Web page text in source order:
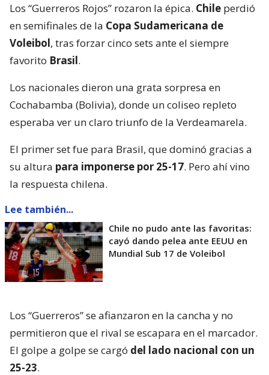
Los “Guerreros Rojos” rozaron la épica. Chile perdió
en semifinales de la Copa Sudamericana de
Voleibol, tras forzar cinco sets ante el siempre
favorito Brasil.
Los nacionales dieron una grata sorpresa en
Cochabamba (Bolivia), donde un coliseo repleto
esperaba ver un claro triunfo de la Verdeamarela.
El primer set fue para Brasil, que dominó gracias a
su altura para imponerse por 25-17. Pero ahí vino
la respuesta chilena.
Lee también...
Chile no pudo ante las favoritas:
cayó dando pelea ante EEUU en
Mundial Sub 17 de Voleibol
Los “Guerreros” se afianzaron en la cancha y no
permitieron que el rival se escapara en el marcador.
El golpe a golpe se cargó del lado nacional con un
25-23.